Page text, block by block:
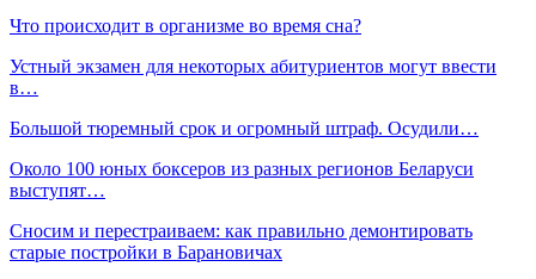
Что происходит в организме во время сна?
Устный экзамен для некоторых абитуриентов могут ввести
в…
Большой тюремный срок и огромный штраф. Осудили…
Около 100 юных боксеров из разных регионов Беларуси
выступят…
Сносим и перестраиваем: как правильно демонтировать
старые постройки в Барановичах